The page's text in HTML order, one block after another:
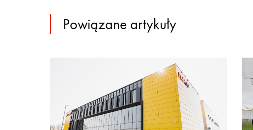
Powiązane artykuły